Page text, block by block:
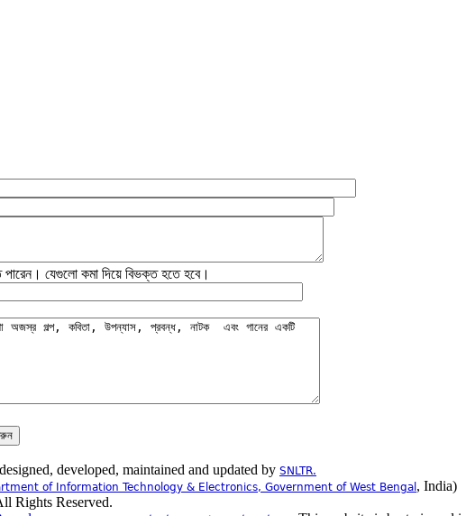
পারেন। যেগুলো কমা দিয়ে বিভক্ত হতে হবে।
developed, maintained and updated by SNLTR.
of Information Technology & Electronics, Government of West Bengal , India)
Rights Reserved.